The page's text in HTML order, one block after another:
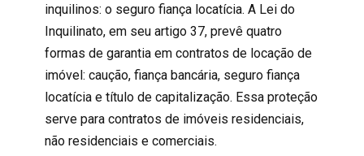
inquilinos: o seguro fiança locatícia. A Lei do
Inquilinato, em seu artigo 37, prevê quatro
formas de garantia em contratos de locação de
imóvel: caução, fiança bancária, seguro fiança
locatícia e título de capitalização. Essa proteção
serve para contratos de imóveis residenciais,
não residenciais e comerciais.